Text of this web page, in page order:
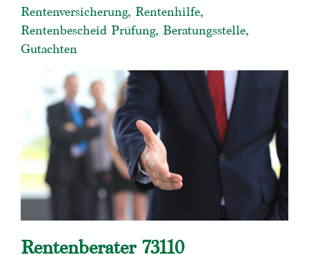
Rentenversicherung, Rentenhilfe,
Rentenbescheid Prüfung, Beratungsstelle,
Gutachten
Rentenberater 73110